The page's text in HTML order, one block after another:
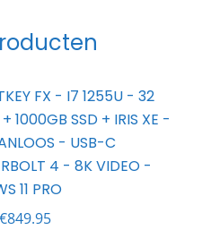
FX - I7 1255U - 32
1000GB SSD + IRIS XE -
- USB-C
4 - 8K VIDEO -
11 PRO
Oorspronkelijke
€849.95Huidige